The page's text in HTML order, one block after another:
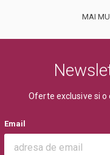
MAI
Oferte exclusive si
Email